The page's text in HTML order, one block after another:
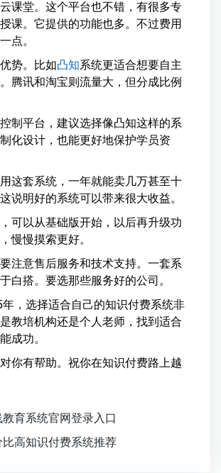
课堂。这个平台也不错，有很多专
课。它提供的功能也多。不过费用
点。
势。比如凸知系统更适合想要自主
腾讯和淘宝则流量大，但分成比例
制平台，建议选择像凸知这样的系
化设计，也能更好地保护学员资
这套系统，一年就能卖几万甚至十
说明好的系统可以带来很大收益。
可以从基础版开始，以后再升级功
慢慢摸索更好。
注意售后服务和技术支持。一套系
白搭。要选那些服务好的公司。
，选择适合自己的知识付费系统非
教培机构还是个人老师，找到适合
成功。
你有帮助。祝你在知识付费路上越
教育系统官网登录入口
比高知识付费系统推荐